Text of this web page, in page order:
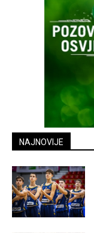
NAJNOVIJE